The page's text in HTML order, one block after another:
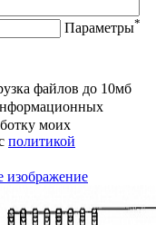
Параметры*
файлов до 10мб
моих
политикой